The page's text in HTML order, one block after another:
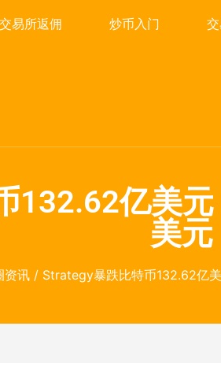
易所返佣 炒币入门
132.62亿美
美元
资讯/ Strategy暴跌比特币132.62亿